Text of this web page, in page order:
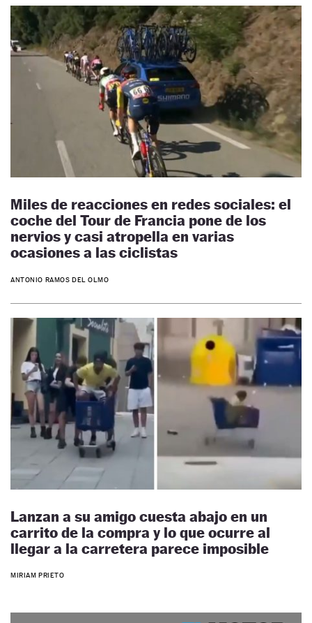
Miles de reacciones en redes sociales: el
coche del Tour de Francia pone de los
nervios y casi atropella en varias
ocasiones a las ciclistas
ANTONIO RAMOS DEL OLMO
Lanzan a su amigo cuesta abajo en un
carrito de la compra y lo que ocurre al
llegar a la carretera parece imposible
MIRIAM PRIETO